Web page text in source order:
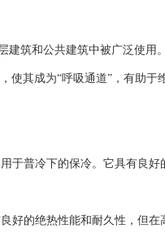
筑和公共建筑中被广泛使
使其成为“呼吸通道”，有助
于普冷下的保冷。它具有良好
好的绝热性能和耐久性，但在